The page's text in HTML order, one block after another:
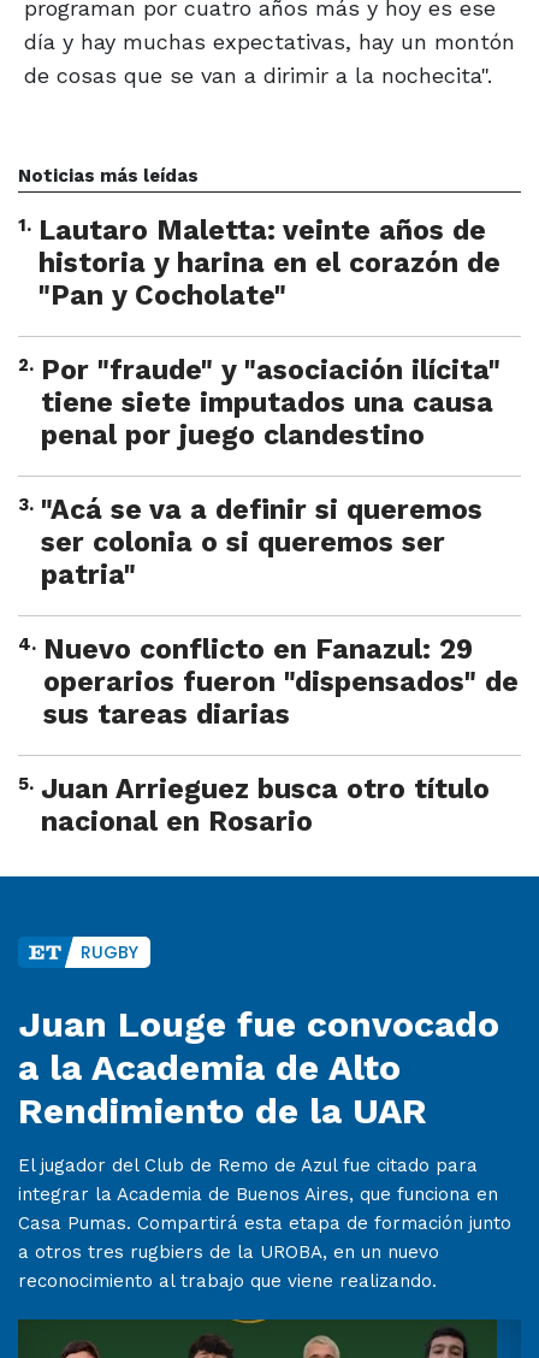
programan por cuatro años más y hoy es ese
día y hay muchas expectativas, hay un montón
de cosas que se van a dirimir a la nochecita".
Noticias más leídas
1. Lautaro Maletta: veinte años de
historia y harina en el corazón de
"Pan y Cocholate"
2. Por "fraude" y "asociación ilícita"
tiene siete imputados una causa
penal por juego clandestino
3. "Acá se va a definir si queremos
ser colonia o si queremos ser
patria"
4. Nuevo conflicto en Fanazul: 29
operarios fueron "dispensados" de
sus tareas diarias
5. Juan Arrieguez busca otro título
nacional en Rosario
RUGBY
Juan Louge fue convocado
a la Academia de Alto
Rendimiento de la UAR
El jugador del Club de Remo de Azul fue citado para
integrar la Academia de Buenos Aires, que funciona en
Casa Pumas. Compartirá esta etapa de formación junto
a otros tres rugbiers de la UROBA, en un nuevo
reconocimiento al trabajo que viene realizando.